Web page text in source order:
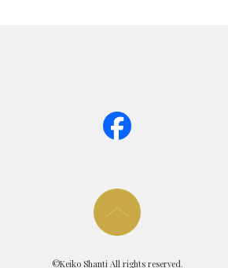
©Keiko Shanti All rights reserved.